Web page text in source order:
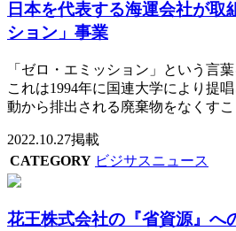
日本を代表する海運会社が取
ション」事業
「ゼロ・エミッション」という言
これは1994年に国連大学により提
動から排出される廃棄物をなくす
2022.10.27掲載
CATEGORY ビジサスニュース
花王株式会社の『省資源』へ